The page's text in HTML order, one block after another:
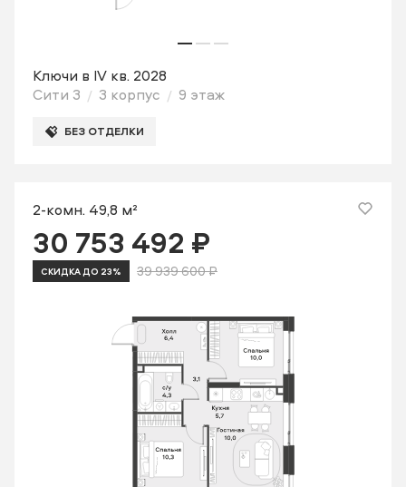
Ключи в IV кв. 2028
Сити 3
3 корпус 9 этаж
БЕЗ ОТДЕЛКИ
2-комн. 49,8 м²
30 753 492 ₽
СКИДКА ДО 23% 39 939 600 ₽